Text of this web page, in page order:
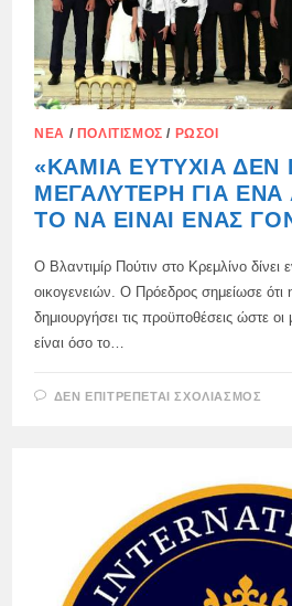
ΝΈΑ / ΠΟΛΙΤΙΣΜΌΣ / ΡΏΣΟΙ
«ΚΑΜΊΑ ΕΥΤΥΧΊΑ ΔΕΝ
ΜΕΓΑΛΎΤΕΡΗ ΓΙΑ
ΤΟ ΝΑ ΕΊΝΑΙ ΈΝΑΣ
Ο Βλαντιμίρ Πούτιν στο Κρεμλίνο δίνει
οικογενειών. Ο Πρόεδρος σημείωσε
δημιουργήσει τις προϋποθέσεις ώστε οι
είναι όσο το…
ΔΕΝ ΕΠΙΤΡΈΠΕΤΑΙ ΣΧΟΛΙΑΣΜΌΣ
ΓΙΑ
ΈΝΑ
ΤΟ
ΝΑ